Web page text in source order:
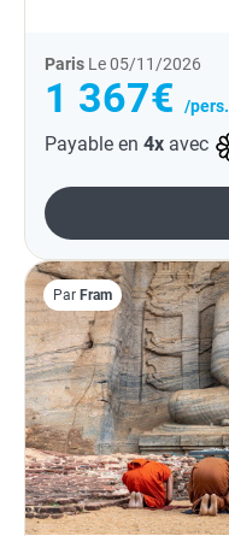
Paris Le 05/11/2026
1 367€ /pers.
Payable en 4x avec
Par Fram